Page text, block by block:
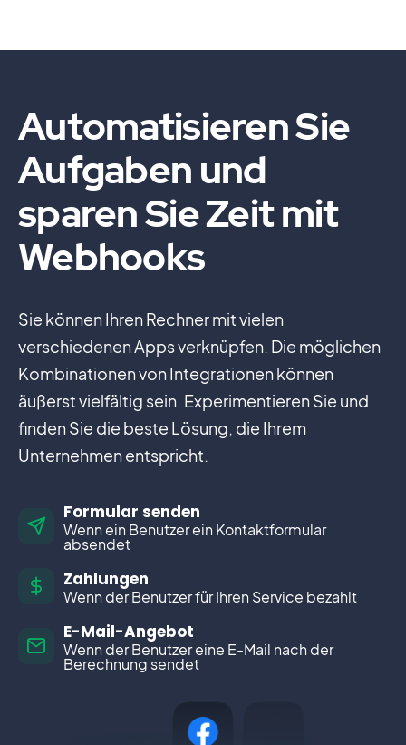
Automatisieren Sie
Aufgaben und
sparen Sie Zeit mit
Webhooks
Sie können Ihren Rechner mit vielen
verschiedenen Apps verknüpfen. Die möglichen
Kombinationen von Integrationen können
äußerst vielfältig sein. Experimentieren Sie und
finden Sie die beste Lösung, die Ihrem
Unternehmen entspricht.
Formular senden
Wenn ein Benutzer ein Kontaktformular
absendet
Zahlungen
Wenn der Benutzer für Ihren Service bezahlt
E-Mail-Angebot
Wenn der Benutzer eine E-Mail nach der
Berechnung sendet